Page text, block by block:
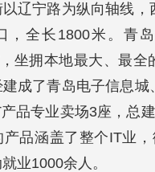
辽宁路为纵向轴线，
，全长1800米。青
，坐拥本地最大、最
成了青岛电子信息城
品专业卖场3座，总
产品涵盖了整个IT业
业1000余人。